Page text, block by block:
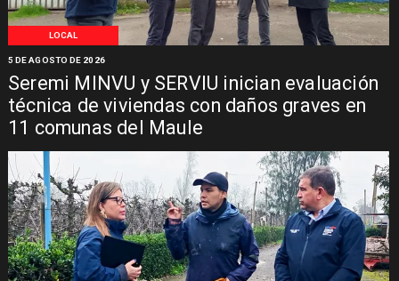
LOCAL
Seremi MINVU y SERVIU inician evaluación
técnica de viviendas con daños graves en
11 comunas del Maule
5 DE AGOSTO DE 2026